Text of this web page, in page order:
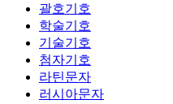
괄호기호
학술기호
기술기호
첨자기호
라틴문자
러시아문자